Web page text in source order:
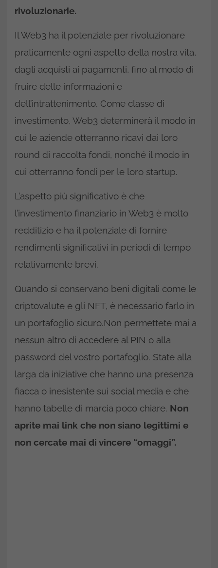
rivoluzionarie.
Il Web3 ha il potenziale per rivoluzionare
praticamente ogni aspetto della nostra vita,
dagli acquisti ai pagamenti, fino al modo di
fruire delle informazioni e
dell’intrattenimento. Come classe di
investimento, Web3 determinerà il modo in
cui le aziende otterranno ricavi dai loro
round di raccolta fondi, nonché il modo in
cui otterranno fondi per le loro startup.
L’aspetto più significativo è che
l’investimento finanziario in Web3 è molto
redditizio e ha il potenziale di fornire
rendimenti significativi in periodi di tempo
relativamente brevi.
Quando si conservano beni digitali come le
criptovalute e gli NFT, è necessario farlo in
un portafoglio sicuro.Non permettete mai a
nessun altro di accedere al PIN o alla
password del vostro portafoglio. State alla
larga da iniziative che hanno una presenza
fiacca o inesistente sui social media e che
hanno tabelle di marcia poco chiare. Non
aprite mai link che non siano legittimi e
non cercate mai di vincere “omaggi”.